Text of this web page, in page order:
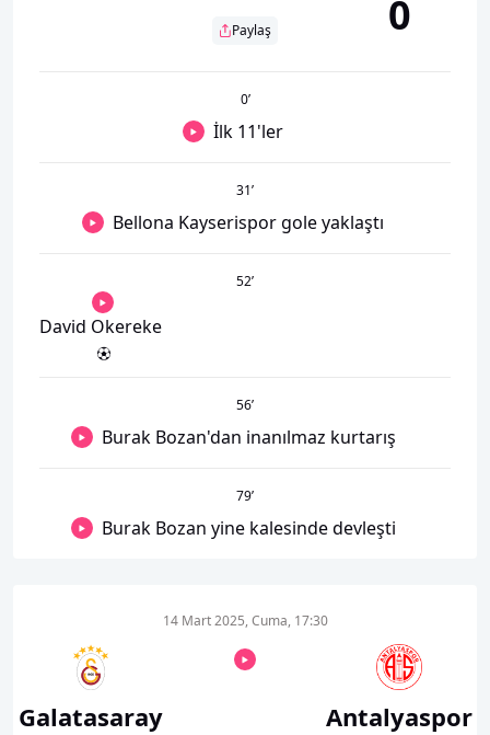
Paylaş 0
0’
İlk 11'ler
31’
Bellona Kayserispor gole yaklaştı
52’
David Okereke
56’
Burak Bozan'dan inanılmaz kurtarış
79’
Burak Bozan yine kalesinde devleşti
Galatasaray
14 Mart 2025, Cuma, 17:30
Antalyaspor